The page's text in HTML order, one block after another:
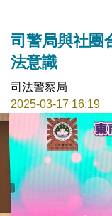
司警局與社團
法意識
司法警察局
2025-03-17 16:19